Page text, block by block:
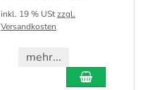
inkl. 19 % UStzzgl.
Versandkosten
mehr...